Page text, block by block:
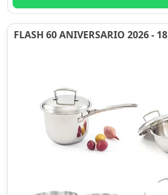
FLASH 60 ANIVERSARIO 2026 - 18